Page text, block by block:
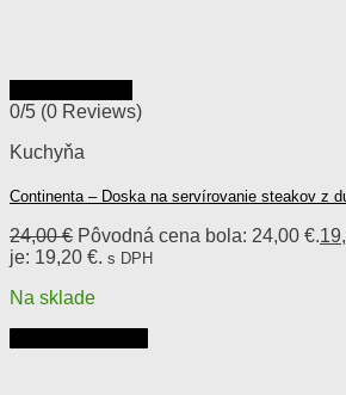
0/5 (0 Reviews)
Kuchyňa
Continenta – Doska na servírovanie steakov z
24,00€ Pôvodná cena bola: 24,00 €.
je: 19,20 €. s DPH
Na sklade